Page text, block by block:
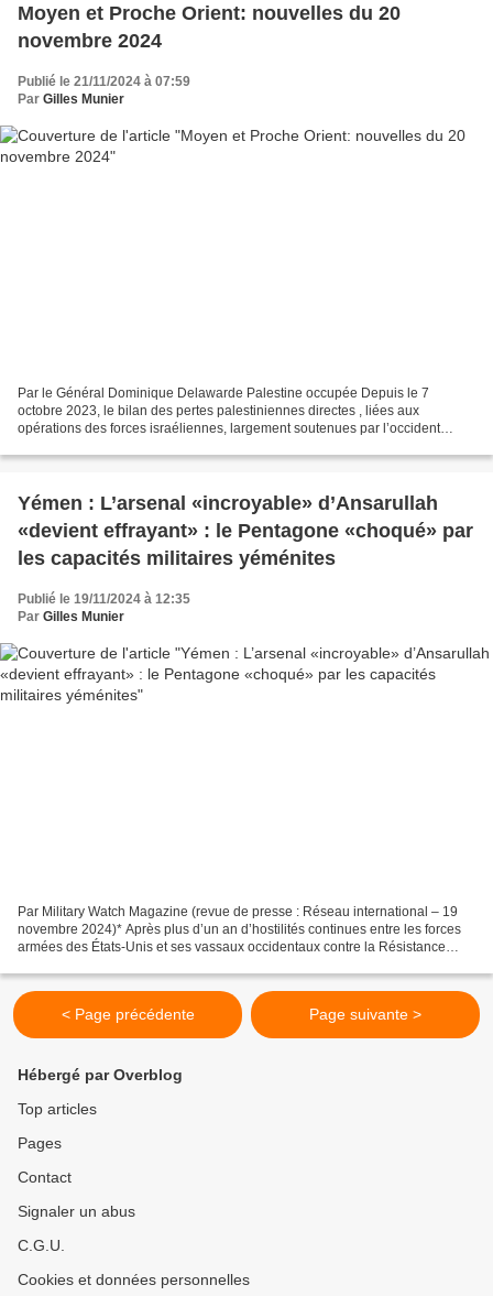
Moyen et Proche Orient: nouvelles du 20
novembre 2024
Publié le 21/11/2024 à 07:59
Par Gilles Munier
Par le Général Dominique Delawarde Palestine occupée Depuis le 7
octobre 2023, le bilan des pertes palestiniennes directes , liées aux
opérations des forces israéliennes, largement soutenues par l’occident
Yémen : L’arsenal «incroyable» d’Ansarullah
«devient effrayant» : le Pentagone «choqué» par
les capacités militaires yéménites
Publié le 19/11/2024 à 12:35
Par Gilles Munier
Par Military Watch Magazine (revue de presse : Réseau international – 19
novembre 2024)* Après plus d’un an d’hostilités continues entre les forces
armées des États-Unis et ses vassaux occidentaux contre la Résistance
< Page précédente Page suivante >
Hébergé par Overblog
Top articles
Pages
Contact
Signaler un abus
C.G.U.
Cookies et données personnelles